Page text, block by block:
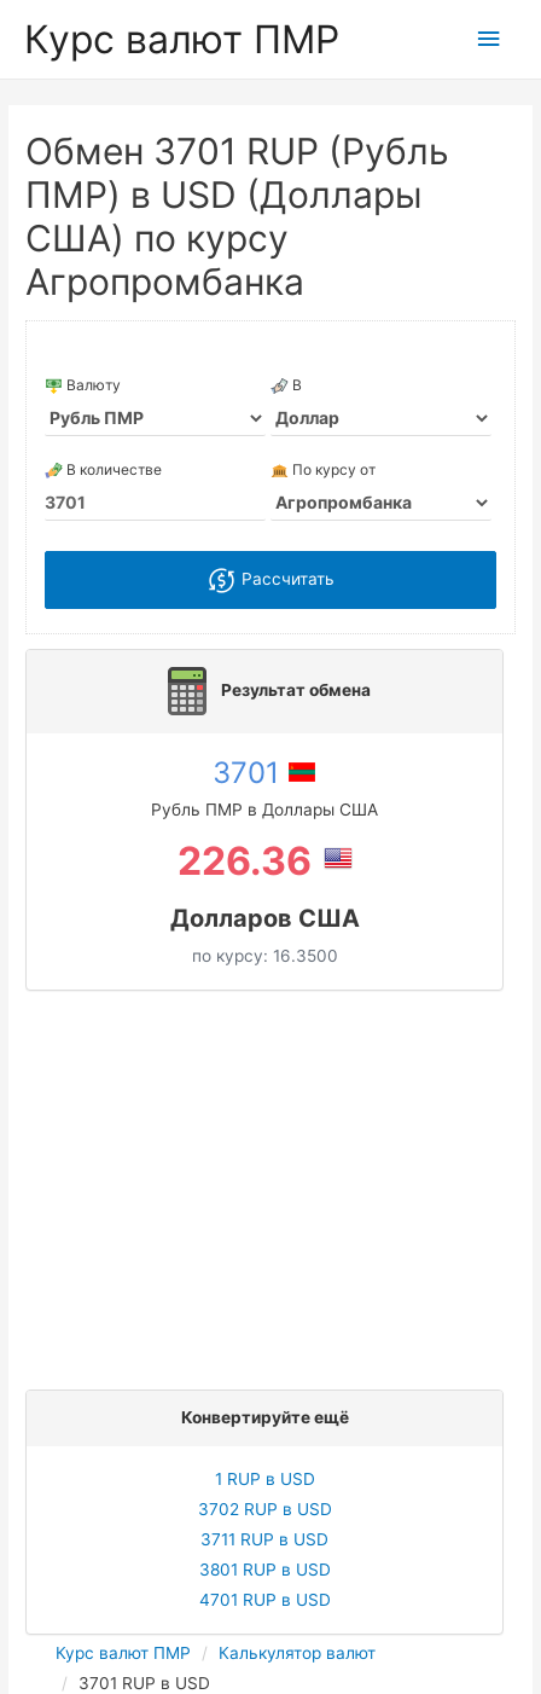
Курс валют ПМР
Обмен 3701 RUP (Рубль
ПМР) в USD (Доллары
США) по курсу
Агропромбанка
Валюту В
В количестве По курсу от
Рассчитать
Результат обмена
3701
Рубль ПМР в Доллары США
226.36
Долларов США
по курсу: 16.3500
Конвертируйте ещё
1 RUP в USD
3702 RUP в USD
3711 RUP в USD
3801 RUP в USD
4701 RUP в USD
Курс валют ПМР
Калькулятор валют
3701 RUP в USD